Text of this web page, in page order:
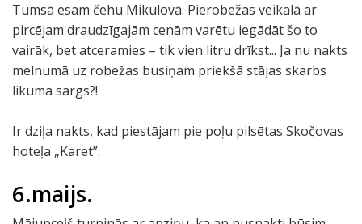
Tumsā esam čehu Mikulovā. Pierobežas veikalā ar
pircējam draudzīgajām cenām varētu iegādāt šo to
vairāk, bet atceramies – tik vien litru drīkst... Ja nu nakts
melnumā uz robežas busiņam priekšā stājas skarbs
likuma sargs?!
Ir dziļa nakts, kad piestājam pie poļu pilsētas Skočovas
hoteļa „Karet”.
6.maijs.